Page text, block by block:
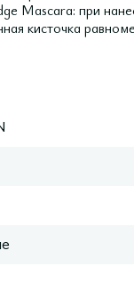
Мascara: при
кисточка